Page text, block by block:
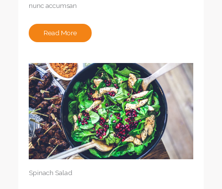
nunc accumsan
Read More
Spinach Salad